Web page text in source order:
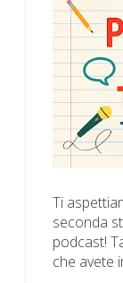
Ti
seconda
podcast!
che avete